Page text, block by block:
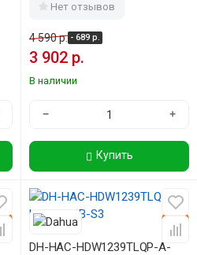
Нет отзывов
4 590 р. - 689 р.
3 902 р.
В наличии
− +
Купить
DH-HAC-HDW1239TLQP-A-